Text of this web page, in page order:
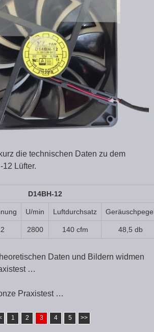
die technischen Daten zu dem
Lüfter.
D14BH-12
U/min Luftdurchsatz
2800 140 cfm 48,5 db
Daten und Bildern widmen
…
Praxistest …
1 2 3 4 5 >>